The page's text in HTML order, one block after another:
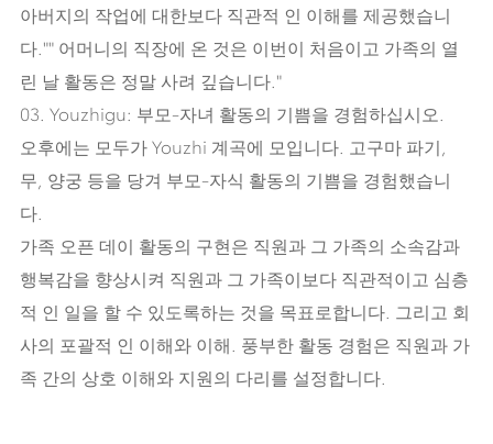
아버지의 작업에 대한보다 직관적 인 이해를 제공했습니
다."" 어머니의 직장에 온 것은 이번이 처음이고 가족의 열
린 날 활동은 정말 사려 깊습니다."
03. Youzhigu: 부모-자녀 활동의 기쁨을 경험하십시오.
오후에는 모두가 Youzhi 계곡에 모입니다. 고구마 파기,
무, 양궁 등을 당겨 부모-자식 활동의 기쁨을 경험했습니
다.
가족 오픈 데이 활동의 구현은 직원과 그 가족의 소속감과
행복감을 향상시켜 직원과 그 가족이보다 직관적이고 심층
적 인 일을 할 수 있도록하는 것을 목표로합니다. 그리고 회
사의 포괄적 인 이해와 이해. 풍부한 활동 경험은 직원과 가
족 간의 상호 이해와 지원의 다리를 설정합니다.